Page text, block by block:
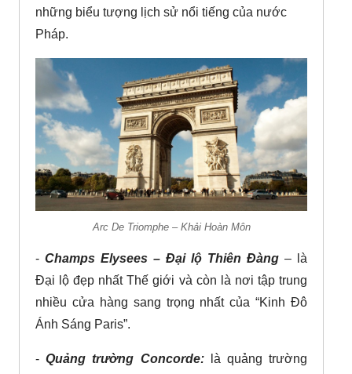
những biểu tượng lịch sử nổi tiếng của nước
Pháp.
Arc De Triomphe – Khải Hoàn Môn
- Champs Elysees – Đại lộ Thiên Đàng – là
Đại lộ đẹp nhất Thế giới và còn là nơi tập trung
nhiều cửa hàng sang trọng nhất của “Kinh Đô
Ánh Sáng Paris”.
-Quảng trường Concorde:là quảng trường